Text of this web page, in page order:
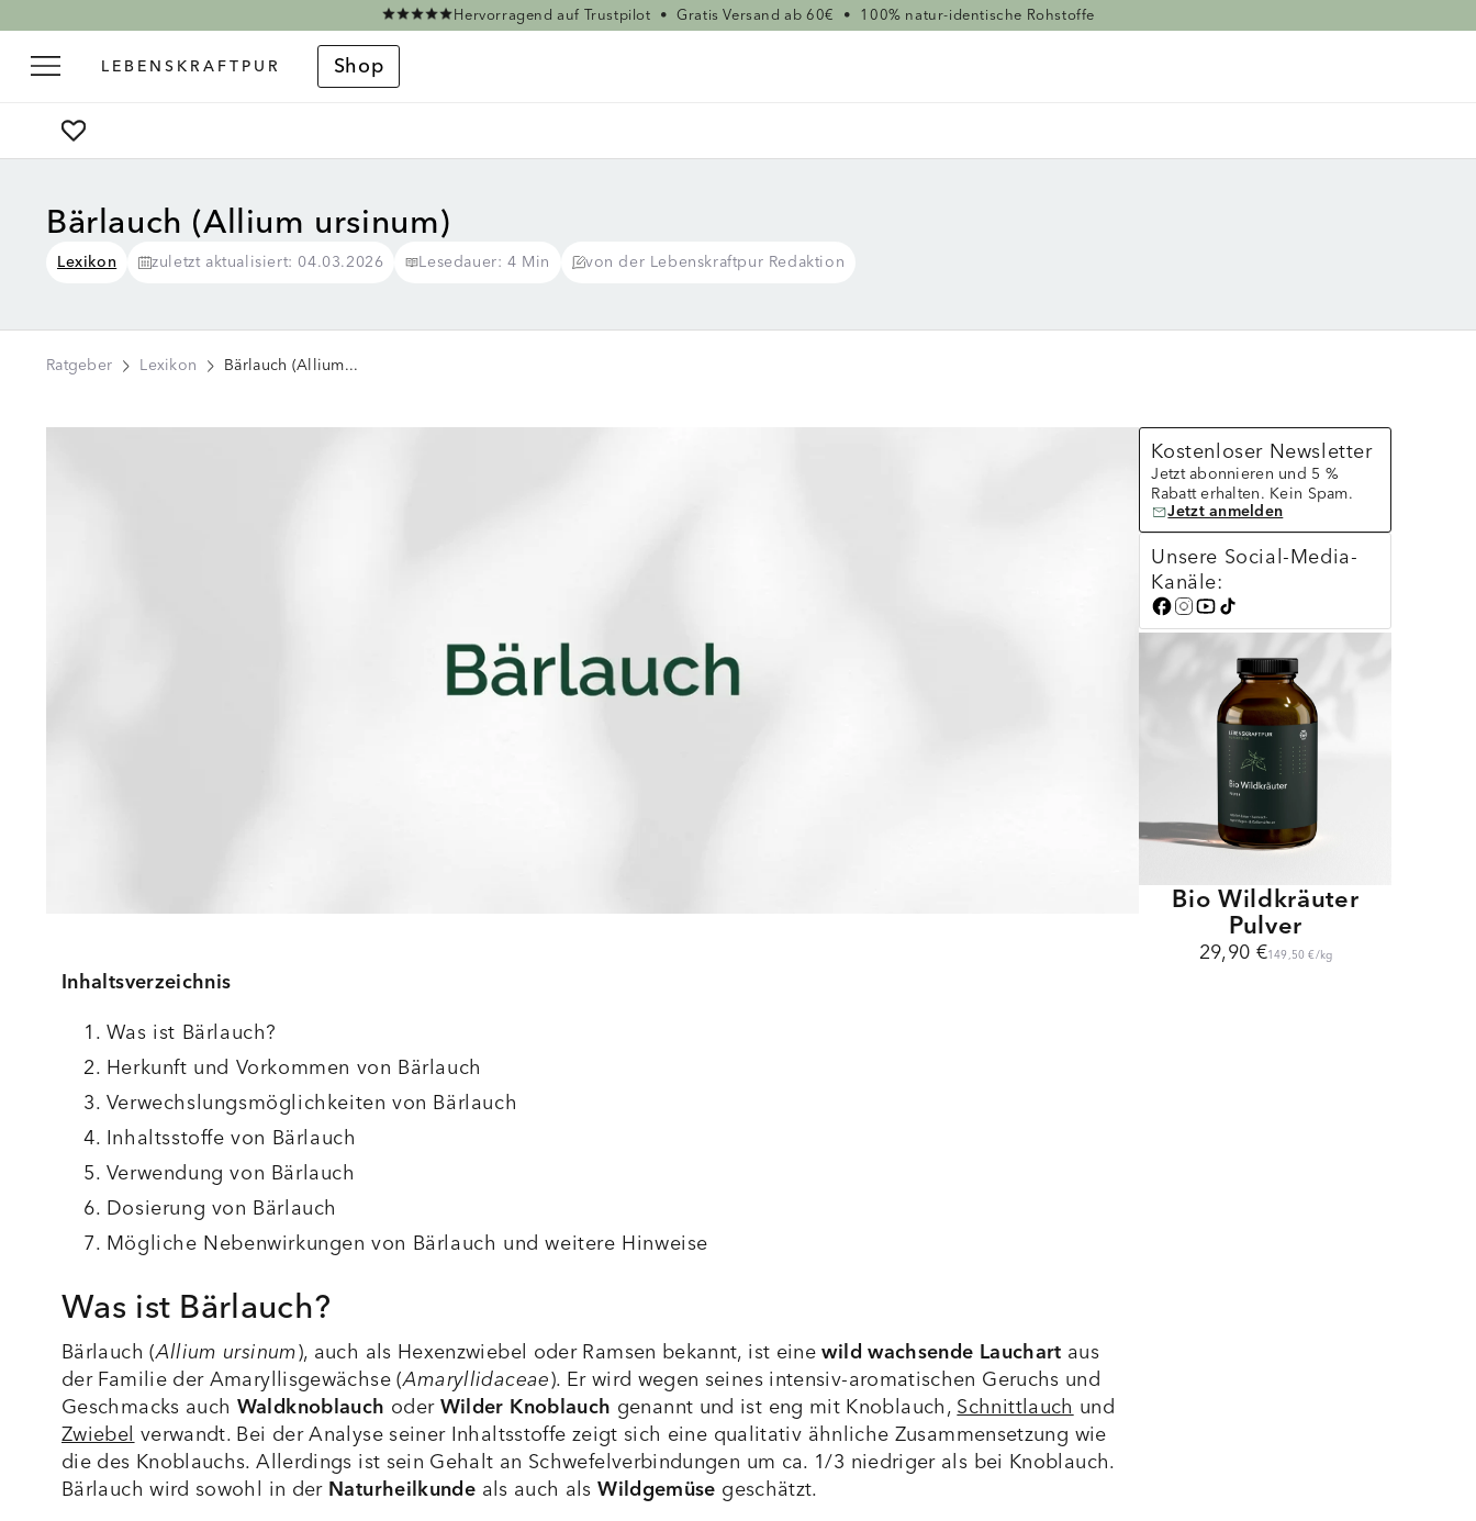
Hervorragend auf Trustpilot • Gratis Versand ab 60€ • 100% natur-identische Rohstoffe
Shop
Bärlauch (Allium ursinum)
Lexikon zuletzt aktualisiert: 04.03.2026 Lesedauer: 4 Min von der Lebenskraftpur Redaktion
Ratgeber Lexikon Bärlauch (Allium...
Inhaltsverzeichnis
Was ist Bärlauch?
Herkunft und Vorkommen von Bärlauch
Verwechslungsmöglichkeiten von Bärlauch
Inhaltsstoffe von Bärlauch
Verwendung von Bärlauch
Dosierung von Bärlauch
Mögliche Nebenwirkungen von Bärlauch und weitere Hinweise
Was ist Bärlauch?
Bärlauch (Allium ursinum), auch als Hexenzwiebel oder Ramsen bekannt, ist einewild wachsende Lauchart aus
der Familie der Amaryllisgewächse (Amaryllidaceae). Er wird wegen seines intensiv-aromatischen Geruchs und
Geschmacks auch Waldknoblauch oderWilder Knoblauch genannt und ist eng mit Knoblauch,Schnittlauchund
Zwiebelverwandt. Bei der Analyse seiner Inhaltsstoffe zeigt sich eine qualitativ ähnliche Zusammensetzung wie
die des Knoblauchs. Allerdings ist sein Gehalt an Schwefelverbindungen um ca. 1/3 niedriger als bei Knoblauch.
Bärlauch wird sowohl in derNaturheilkunde als auch alsWildgemüse geschätzt.
Kostenloser Newsletter
Jetzt abonnieren und 5 %
Rabatt erhalten. Kein Spam.
Jetzt anmelden
Unsere Social-Media-
Kanäle:
Bio Wildkräuter
Pulver
29,90 €149,50 €/kg